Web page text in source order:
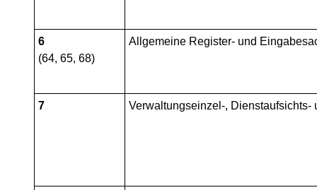
6
(64, 65, 68)
Allgemeine Register- und
7 Verwaltungseinzel-, Dienstaufsichts-